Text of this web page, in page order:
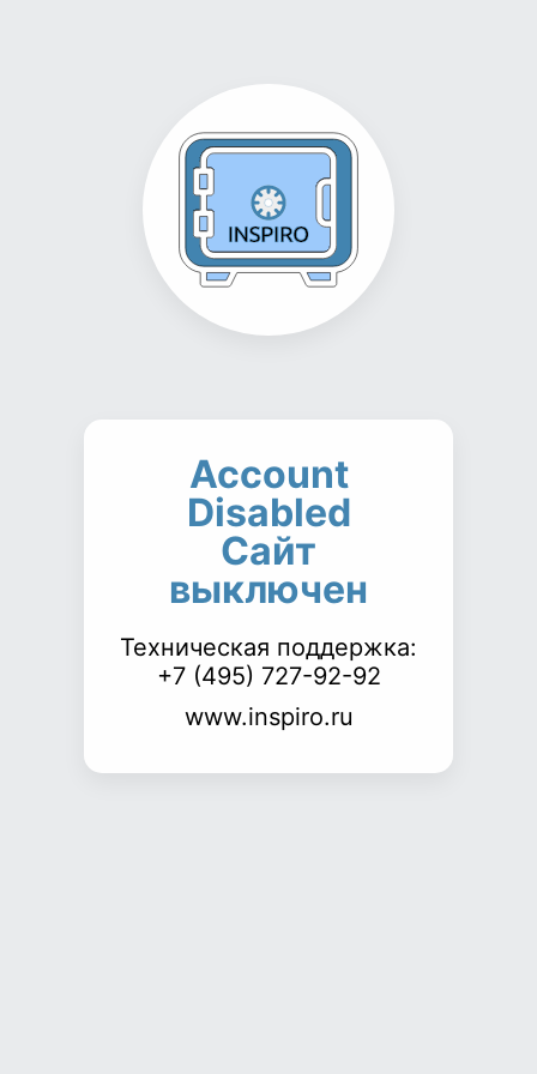
Account
Disabled
Сайт
выключен
Техническая поддержка:
+7 (495) 727-92-92
www.inspiro.ru